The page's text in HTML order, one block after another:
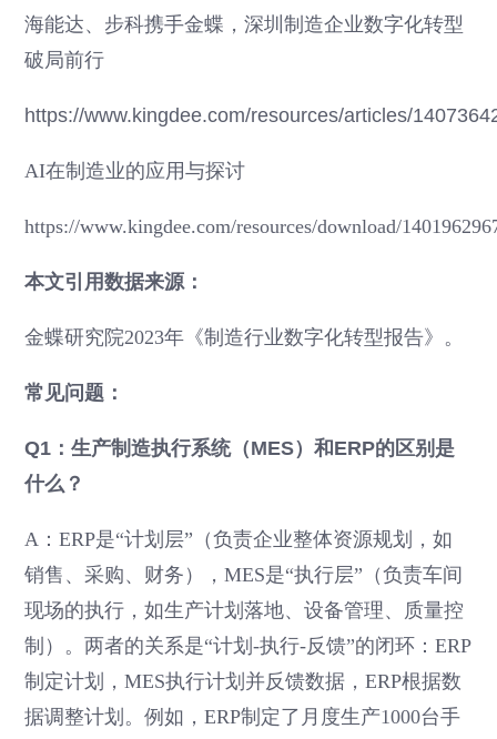
海能达、步科携手金蝶，深圳制造企业数字化转型
破局前行
https://www.kingdee.com/resources/articles/
AI在制造业的应用与探讨
https://www.kingdee.com/resources/download/
本文引用数据来源：
金蝶研究院2023年《制造行业数字化转型报告》。
常见问题：
Q1：生产制造执行系统（MES）和ERP的区别是
什么？
A：ERP是“计划层”（负责企业整体资源规划，如
销售、采购、财务），MES是“执行层”（负责车间
现场的执行，如生产计划落地、设备管理、质量控
制）。两者的关系是“计划-执行-反馈”的闭环：ERP
制定计划，MES执行计划并反馈数据，ERP根据数
据调整计划。例如，ERP制定了月度生产1000台手